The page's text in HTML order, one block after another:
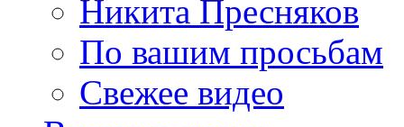
Никита Пресняков
По вашим просьбам
Свежее видео